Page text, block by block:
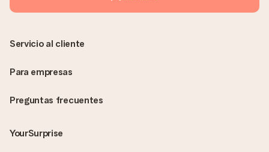
más que su increíble regalo! ¿Quieres que sepa quién se lo
Preguntas frecuentes
YourSurprise
Servicio al cliente
Para empresas